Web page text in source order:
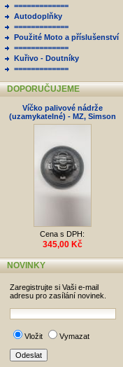
=============
Autodoplňky
=============
Použité Moto a příslušenství
=============
Kuřivo - Doutníky
=============
DOPORUČUJEME
Víčko palivové nádrže
(uzamykatelné) - MZ, Simson
Cena s DPH:
345,00 Kč
NOVINKY
Zaregistrujte si Vaši e-mail
adresu pro zasílání novinek.
Vložit Vymazat